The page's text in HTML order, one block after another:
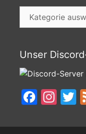
Kategoriensuche
Unser